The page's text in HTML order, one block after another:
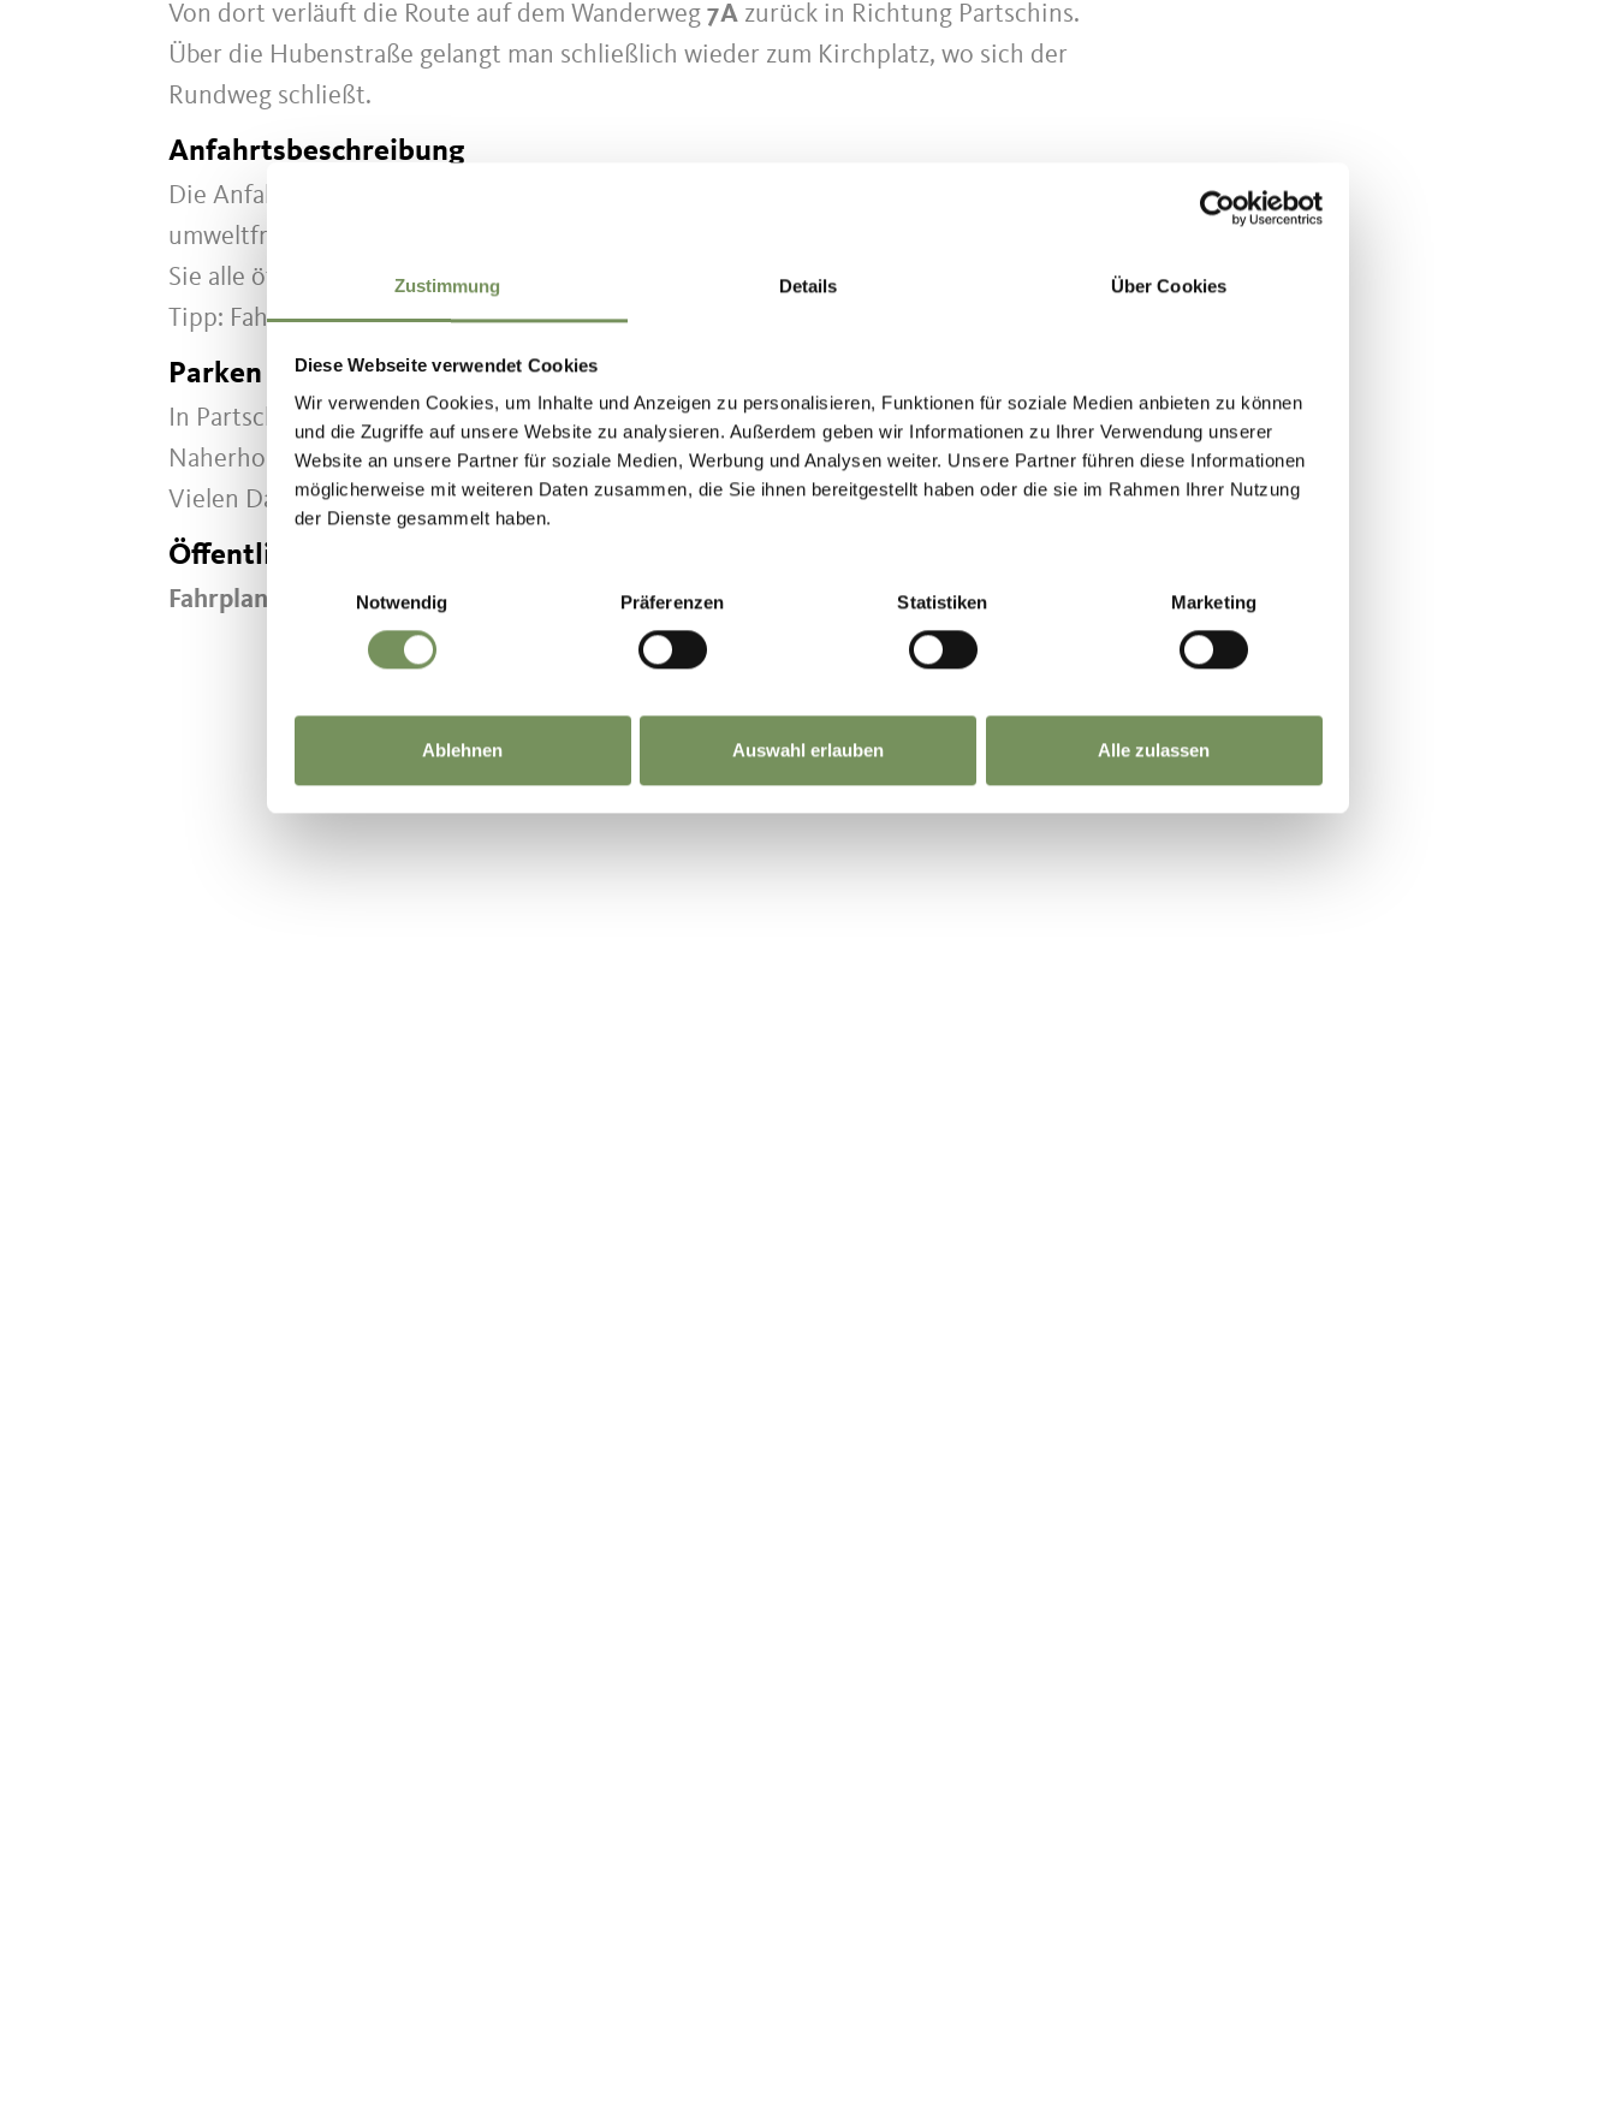
Zustimmung Details Über Cookies
Diese Webseite verwendet Cookies
Wir verwenden Cookies, um Inhalte und Anzeigen zu personalisieren, Funktionen für soziale Medien anbieten zu können
und die Zugriffe auf unsere Website zu analysieren. Außerdem geben wir Informationen zu Ihrer Verwendung unserer
Website an unsere Partner für soziale Medien, Werbung und Analysen weiter. Unsere Partner führen diese Informationen
möglicherweise mit weiteren Daten zusammen, die Sie ihnen bereitgestellt haben oder die sie im Rahmen Ihrer Nutzung
der Dienste gesammelt haben.
Notwendig
Präferenzen Statistiken Marketing
Ablehnen Auswahl erlauben Alle zulassen
Von dort verläuft die Route auf dem Wanderweg 7A zurück in Richtung Partschins.
Über die Hubenstraße gelangt man schließlich wieder zum Kirchplatz, wo sich der
Rundweg schließt.
Anfahrtsbeschreibung
Die Anfahrt zu den Ausgangspunkten unserer Wandertouren erfolgt
umweltfreundlich und bequem mit Bus und Bahn. Mit dem Südtirol Guest Pass nutzen
Sie alle öffentlichen Verkehrsmittel in Südtirol kostenlos – ganz ohne Parkplatzsuche.
Tipp: Fahrpläne und Verbindungen finden Sie unter www.suedtirolmobil.info.
Parken
In Partschins sind die Parkmöglichkeiten begrenzt. Zum Schutz des
Naherholungsgebietes empfehlen wir die Anreise mit öffentlichen Verkehrsmitteln.
Vielen Dank für Ihren Beitrag!
Öffentliche Verkehrsmittel
Fahrplansuche: https://www.suedtirolmobil.info/de/
WAR DER INHALT FÜR DICH HILFREICH? JA NEIN